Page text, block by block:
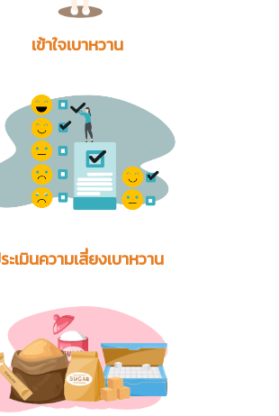
เข้าใจเบาหวาน
ะเมินความเสี่ยงเบาหวาน